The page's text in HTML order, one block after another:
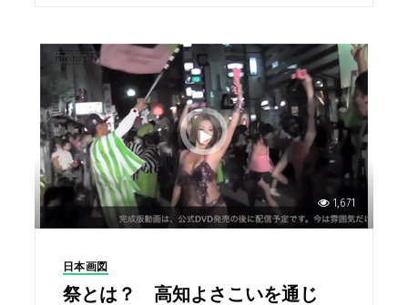
1,671
日本画図
祭とは？ 高知よさこいを通じ